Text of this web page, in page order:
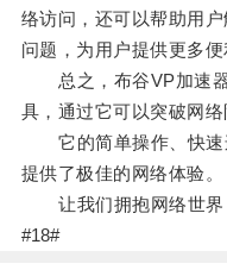
络访问，还可以帮助用
问题，为用户提供更多便
总之，布谷VP加速器
具，通过它可以突破网络
它的简单操作、快速
提供了极佳的网络体验。
让我们拥抱网络世界
#18#